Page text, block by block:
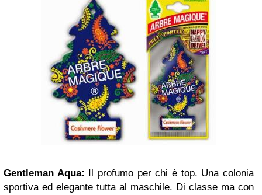
Gentleman Aqua: Il profumo per chi è top. Una colonia
sportiva ed elegante tutta al maschile. Di classe ma con